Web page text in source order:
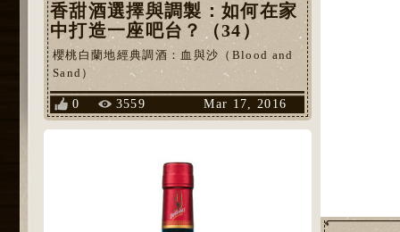
香甜酒選擇與調製：如何在家
中打造一座吧台？（34）
櫻桃白蘭地經典調酒：血與沙（Blood and
Sand）
0 3559 Mar 17, 2016